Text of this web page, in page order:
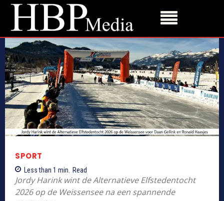
SPORT
Less than 1 min. Read
Jordy Harink wint de Alternatieve Elfstedentocht
2026 op de Weissensee na een spannende